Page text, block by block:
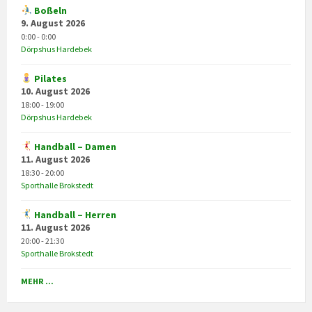
Boßeln
9. August 2026
0:00 - 0:00
Dörpshus Hardebek
Pilates
10. August 2026
18:00 - 19:00
Dörpshus Hardebek
Handball – Damen
11. August 2026
18:30 - 20:00
Sporthalle Brokstedt
Handball – Herren
11. August 2026
20:00 - 21:30
Sporthalle Brokstedt
MEHR ...